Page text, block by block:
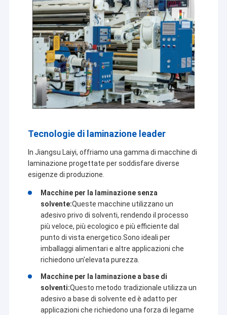
Casa
Prodotti
Circa noi
Tecnologie di laminazione leader
In Jiangsu Laiyi, offriamo una gamma di macchine di
laminazione progettate per soddisfare diverse
esigenze di produzione.
Macchine per la laminazione senza
solvente:Queste macchine utilizzano un
adesivo privo di solventi, rendendo il processo
più veloce, più ecologico e più efficiente dal
punto di vista energetico.Sono ideali per
imballaggi alimentari e altre applicazioni che
richiedono un'elevata purezza.
Macchine per la laminazione a base di
solventi:Questo metodo tradizionale utilizza un
adesivo a base di solvente ed è adatto per
applicazioni che richiedono una forza di legame
Jiangsu Laiyi Packing Machinery Co.,Ltd è stata fondata
nel 2007 e si è trasferita nel distretto di Jintan nel 2015.
La nuova fabbrica, con una scala ampliata e una
tecnologia avanzata, ha migliorato la sua influenza sul